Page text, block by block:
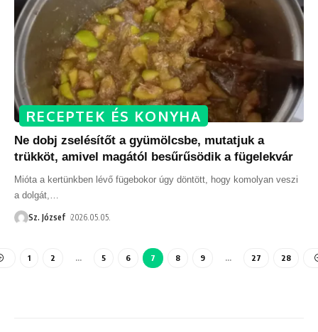
RECEPTEK ÉS KONYHA
Ne dobj zselésítőt a gyümölcsbe, mutatjuk a
trükköt, amivel magától besűrűsödik a fügelekvár
Mióta a kertünkben lévő fügebokor úgy döntött, hogy komolyan veszi
a dolgát,…
Sz. József 2026.05.05.
1 2 … 5 6 7 8 9 … 27 28